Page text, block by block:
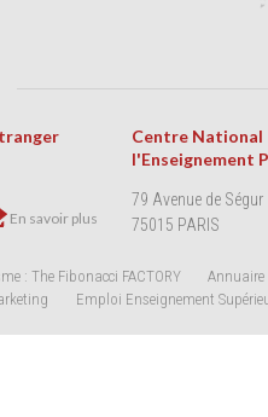
En savoir plus
Centre National
l'Enseignement
79 Avenue de Ségur
75015 PARIS
: The Fibonacci FACTORY
Annuaire
Emploi Enseignement